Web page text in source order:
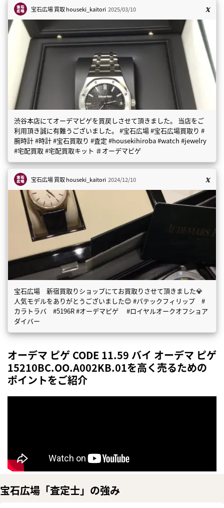
宝石広場 買取houseki_kaitori 2025/03/10
渋谷本店にてオーデマピゲを買戻しさせて頂きました。 当店をご
利用頂き誠に有難うございました。 #宝石広場 #宝石広場買取り #
腕時計 #時計 #宝石買取り #査定 #housekihiroba #watch #jewelry
#宅配買取 #宅配買取キット ＃オーデマピゲ
宝石広場 買取houseki_kaitori 2024/12/10
宝石広場 新宿買取りショップにてお買取りさせて頂きました💎
人気モデルをありがとうございました😊 #パテックフィリップ #
カラトラバ #5196R #オーデマピゲ #ロイヤルオークオフショア
ダイバー
オーデマ ピゲ CODE 11.59 バイ オーデマ ピゲ
15210BC.OO.A002KB.01を高く売るための
ポイントをご紹介
宝石広場「査定士」の強み